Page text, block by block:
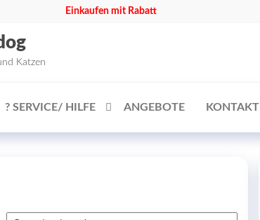
Einkaufen mit Rabatt
Katzen
? SERVICE/ HILFE ANGEBOTE KONTAKT